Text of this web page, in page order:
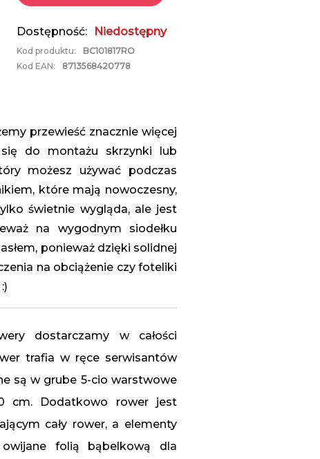
Dostępność: Niedostępny
Kod produktu:
BC101817RO
Kod EAN:
8713568420778
przewieść znacznie więcej
do montażu skrzynki lub
możesz używać podczas
które mają nowoczesny,
świetnie wygląda, ale jest
na wygodnym siodełku
ponieważ dzięki solidnej
na obciążenie czy foteliki
dostarczamy w całości
trafia w ręce serwisantów
są w grube 5-cio warstwowe
cm. Dodatkowo rower jest
cały rower, a elementy
folią bąbelkową dla